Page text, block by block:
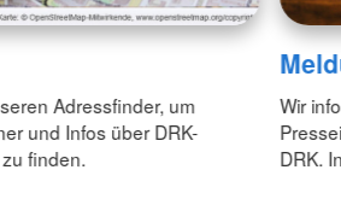
Adressfinder, um
und Infos über DRK-
finden.
Wir
DRK.